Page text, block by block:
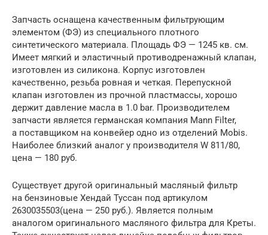
Запчасть оснащена качественным фильтрующим
элементом (ФЭ) из специального плотного
синтетического материала. Площадь ФЭ — 1245 кв. см.
Имеет мягкий и эластичный противодренажный клапан,
изготовлен из силикона. Корпус изготовлен
качественно, резьба ровная и четкая. Перепускной
клапан изготовлен из прочной пластмассы, хорошо
держит давление масла в 1.0 bar. Производителем
запчасти является германская компания Mann Filter,
а поставщиком на конвейер одно из отделений Mobis.
Наиболее близкий аналог у производителя W 811/80,
цена — 180 руб.
Существует другой оригинальный масляный фильтр
на бензиновые Хендай Туссан под артикулом
2630035503(цена — 250 руб.). Является полным
аналогом оригинального масляного фильтра для Креты.